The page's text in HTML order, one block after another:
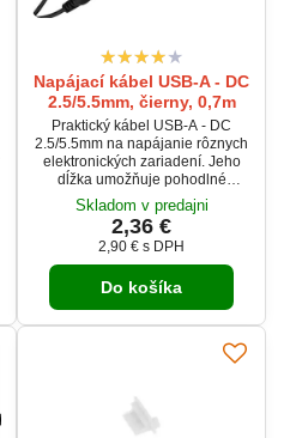
Napájací kábel USB-A - DC
2.5/5.5mm, čierny, 0,7m
Praktický kábel USB-A - DC
2.5/5.5mm na napájanie rôznych
elektronických zariadení. Jeho
dĺžka umožňuje pohodlné
pripojenie, zatiaľ čo univerzálny
DC konektor zaisťuje
kompatibilitu s mnohými
zariadeniami. Poskytuje stabilné
a efektívne napájanie.
Skladom v predajni
2,36 €
2,90 € s DPH
Do košíka